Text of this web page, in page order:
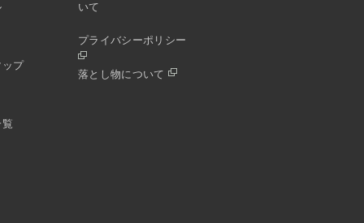
ップ
いて
プライバシーポリシー
落とし物について